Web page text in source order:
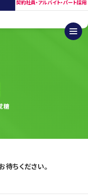
契約社員・アルバイト・パート採用
糖
待ちください。